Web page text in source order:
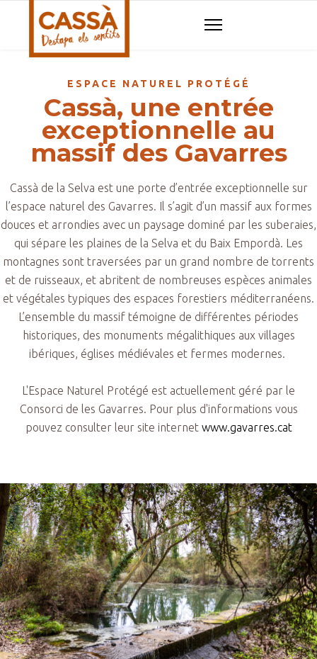
ESPACE NATUREL PROTÉGÉ
Cassà, une entrée
exceptionnelle au
massif des Gavarres
Cassà de la Selva est une porte d’entrée exceptionnelle sur
l’espace naturel des Gavarres. Il s’agit d’un massif aux formes
douces et arrondies avec un paysage dominé par les suberaies,
qui sépare les plaines de la Selva et du Baix Empordà. Les
montagnes sont traversées par un grand nombre de torrents
et de ruisseaux, et abritent de nombreuses espèces animales
et végétales typiques des espaces forestiers méditerranéens.
L’ensemble du massif témoigne de différentes périodes
historiques, des monuments mégalithiques aux villages
ibériques, églises médiévales et fermes modernes.
L'Espace Naturel Protégé est actuellement géré par le
Consorci de les Gavarres. Pour plus d'informations vous
pouvez consulter leur site internet www.gavarres.cat